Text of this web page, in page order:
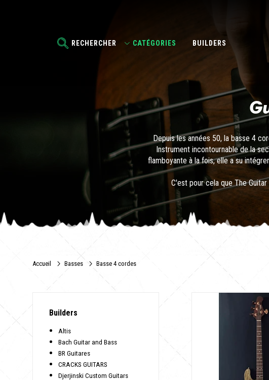
RECHERCHER CATÉGORIES BUILDERS
Depuis les années 50, labasse 4
Instrument incontournable de la
flamboyante à la fois, elle a su
C'est pour cela que The
Accueil Basses Basse 4 cordes
Builders
Altis
Bach Guitar and Bass
BR Guitares
CRACKS GUITARS
Djerjinski Custom Guitars